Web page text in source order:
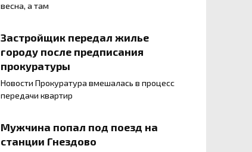
весна, а там
Застройщик передал жилье
городу после предписания
прокуратуры
Новости Прокуратура вмешалась в процесс
передачи квартир
Мужчина попал под поезд на
станции Гнездово